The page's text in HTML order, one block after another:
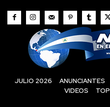
JULIO 2026 ANUNCIANTES
VIDEOS
TOP